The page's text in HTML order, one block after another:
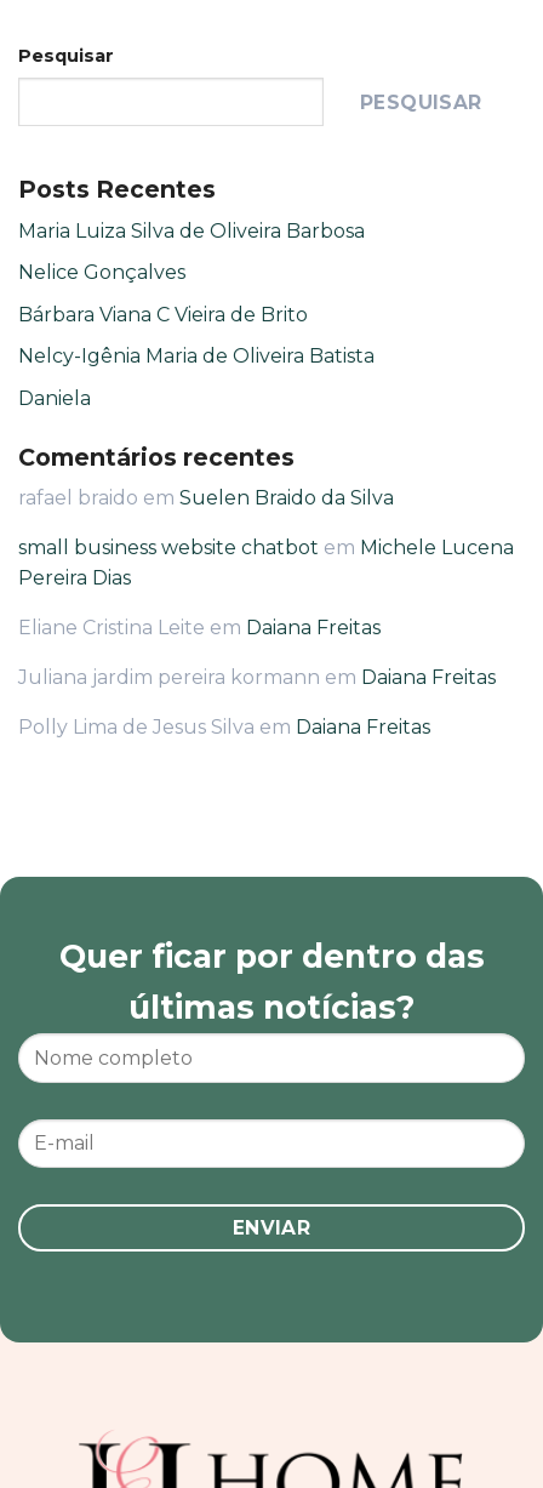
Pesquisar
PESQUISAR
Posts Recentes
Maria Luiza Silva de Oliveira Barbosa
Nelice Gonçalves
Bárbara Viana C Vieira de Brito
Nelcy-Igênia Maria de Oliveira Batista
Daniela
Comentários recentes
rafael braido em Suelen Braido da Silva
small business website chatbot em Michele Lucena
Pereira Dias
Eliane Cristina Leite em Daiana Freitas
Juliana jardim pereira kormann em Daiana Freitas
Polly Lima de Jesus Silva em Daiana Freitas
Quer ficar por dentro das
últimas notícias?